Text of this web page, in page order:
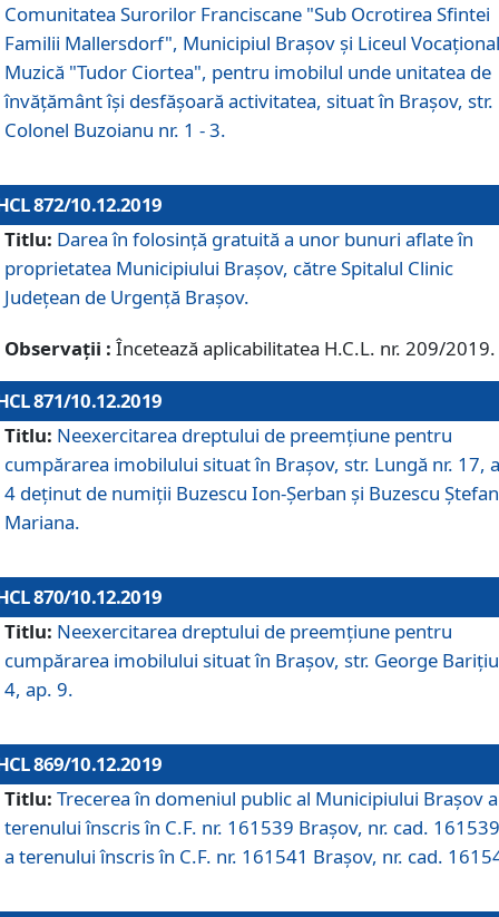
Comunitatea Surorilor Franciscane "Sub Ocrotirea Sfintei
Familii Mallersdorf", Municipiul Braşov şi Liceul
Muzică "Tudor Ciortea", pentru imobilul unde unitatea de
învățământ îşi desfăşoară activitatea, situat în Braşov, str.
Colonel Buzoianu nr. 1 - 3.
872/10.12.2019
Titlu: Darea în folosinţă gratuită a unor bunuri aflate în
proprietatea Municipiului Braşov, către Spitalul Clinic
Judeţean de Urgenţă Braşov.
Observații : Încetează aplicabilitatea H.C.L. nr. 209/2019.
871/10.12.2019
Titlu: Neexercitarea dreptului de preemţiune pentru
cumpărarea imobilului situat în Braşov, str. Lungă nr. 17,
4 deţinut de numiţii Buzescu Ion-Şerban și Buzescu
Mariana.
870/10.12.2019
Titlu: Neexercitarea dreptului de preemţiune pentru
cumpărarea imobilului situat în Braşov, str. George
4, ap. 9.
869/10.12.2019
Titlu: Trecerea în domeniul public al Municipiului Braşov a
terenului înscris în C.F. nr. 161539 Brașov, nr. cad.
a terenului înscris în C.F. nr. 161541 Brașov, nr. cad.